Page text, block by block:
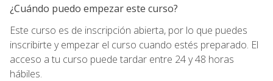
¿Cuándo puedo empezar este curso?
Este curso es de inscripción abierta, por lo que puedes
inscribirte y empezar el curso cuando estés preparado. El
acceso a tu curso puede tardar entre 24 y 48 horas
hábiles.